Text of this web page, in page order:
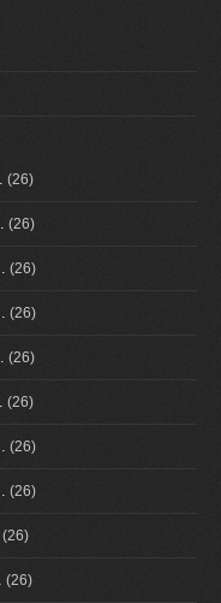
(26)
(26)
(26)
(26)
(26)
(26)
(26)
(26)
(26)
(26)